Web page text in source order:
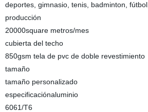
deportes, gimnasio, tenis, badminton, fútbol,
producción
20000square metros/mes
cubierta del techo
850gsm tela de pvc de doble revestimiento
tamaño
tamaño personalizado
especificaciónaluminio
6061/T6